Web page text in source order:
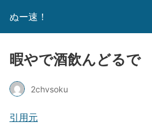
ぬー速！
暇やで酒飲んどるで
2chvsoku
引用元